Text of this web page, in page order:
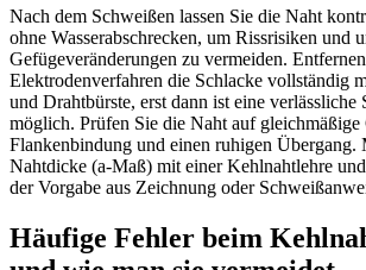
Nach dem Schweißen lassen Sie die Naht
ohne Wasserabschrecken, um Rissrisiken und
Gefügeveränderungen zu vermeiden.
Elektrodenverfahren die Schlacke vollständig
und Drahtbürste, erst dann ist eine verlässliche
möglich. Prüfen Sie die Naht auf gleichmäßige
Flankenbindung und einen ruhigen Übergang.
Nahtdicke (a-Maß) mit einer Kehlnahtlehre
der Vorgabe aus Zeichnung oder
Häufige Fehler beim